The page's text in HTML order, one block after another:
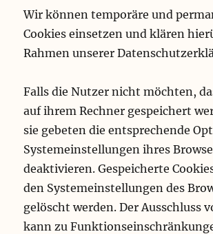
Wir können temporäre und
Cookies einsetzen und klären
Rahmen unserer
Falls die Nutzer nicht möchten,
auf ihrem Rechner gespeichert
sie gebeten die entsprechende
Systemeinstellungen ihres
deaktivieren. Gespeicherte
den Systemeinstellungen des
gelöscht werden. Der Ausschluss
kann zu